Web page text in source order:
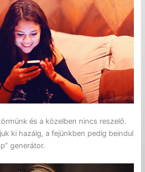
és a közelben nincs reszelő.
ki hazáig, a fejünkben pedig beindul
generátor.